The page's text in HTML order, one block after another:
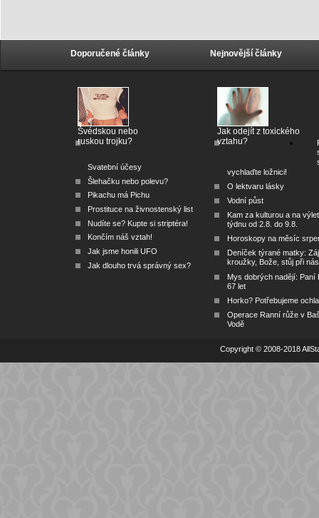
Doporučené články
Švédskou nebo
ruskou trojku?
Svatební účesy
Šlehačku nebo polevu?
Pikachu má Pichu
Prostituce na živnostenský list
Nudíte se? Kupte si striptéra!
Končím náš vztah!
Jak jsme honili UFO
Jak dlouho trvá správný sex?
Nejnovější články
Jak odejít z toxického
vztahu?
vychlaďte ložnici!
O lektvaru lásky
Vodní půst
Kam za kulturou a na
týdnu od 2.8. do 9.8.
Horoskopy na měsíc
Deníček týrané matky:
kroužky, Bože, stůj při nás
Mys dobrých nadějí: Paní
67 let
Horko? Potřebujeme
Operace Ranní růže v
Vodě
Copyright © 2008-2018